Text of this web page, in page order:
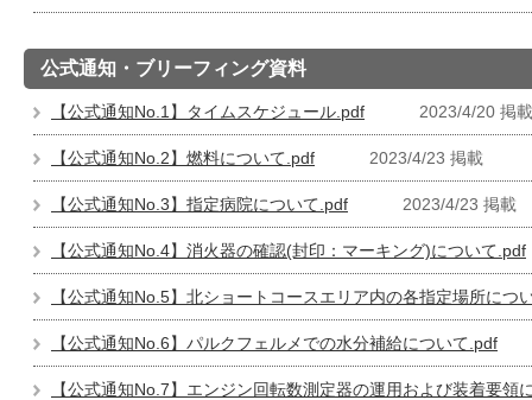
公式通知・ブリーフィング資料
【公式通知No.1】タイムスケジュール.pdf 2023/4/20 掲載
【公式通知No.2】燃料について.pdf 2023/4/23 掲載
【公式通知No.3】指定病院について.pdf 2023/4/23 掲載
【公式通知No.4】消火器の確認(封印：マーキング)について.pdf
【公式通知No.5】北ショートコースエリア内の各指定場所につ
【公式通知No.6】パルクフェルメでの水分補給について.pdf
【公式通知No.7】エンジン回転数測定器の運用および装着要領